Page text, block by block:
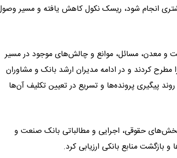
انجام شود، ریسک نکول کاهش یافته و مسیر
معدن، مسائل، موانع و چالش‌های موجود در مسیر
کردند و در ادامه مدیران ارشد بانک و مشاوران
پیگیری پرونده‌ها و تسریع در تعیین تکلیف آن‌ها
حقوقی، اجرایی و مطالباتی بانک صنعت و
منابع بانکی ارزیابی کرد.